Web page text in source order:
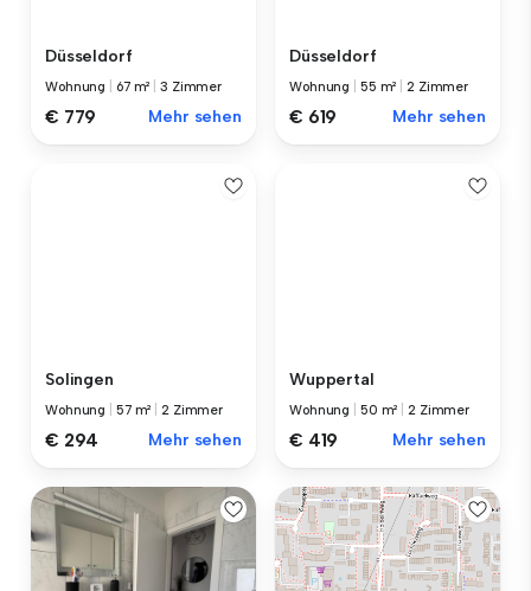
Düsseldorf
Wohnung 67 m² |3 Zimmer
€ 779 Mehr sehen
Düsseldorf
Wohnung 55 m² |2 Zimmer
€ 619 Mehr sehen
Solingen
Wohnung 57 m² |2 Zimmer
€ 294 Mehr sehen
Wuppertal
Wohnung 50 m² |2 Zimmer
€ 419 Mehr sehen